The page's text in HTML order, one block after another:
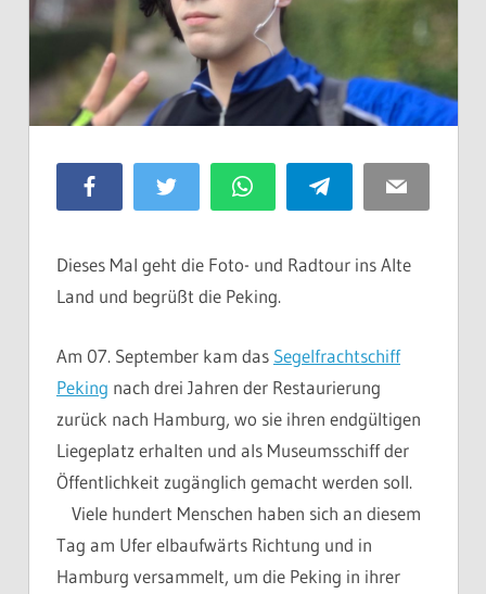
Facebook Twitter WhatsApp Telegram Email
Dieses Mal geht die Foto- und Radtour ins Alte
Land und begrüßt die Peking.
Am 07. September kam das Segelfrachtschiff
Peking nach drei Jahren der Restaurierung
zurück nach Hamburg, wo sie ihren endgültigen
Liegeplatz erhalten und als Museumsschiff der
Öffentlichkeit zugänglich gemacht werden soll.
Viele hundert Menschen haben sich an diesem
Tag am Ufer elbaufwärts Richtung und in
Hamburg versammelt, um die Peking in ihrer